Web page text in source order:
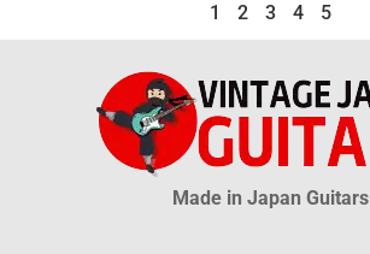
1 2 3 4 5
Made in Japan Guitars